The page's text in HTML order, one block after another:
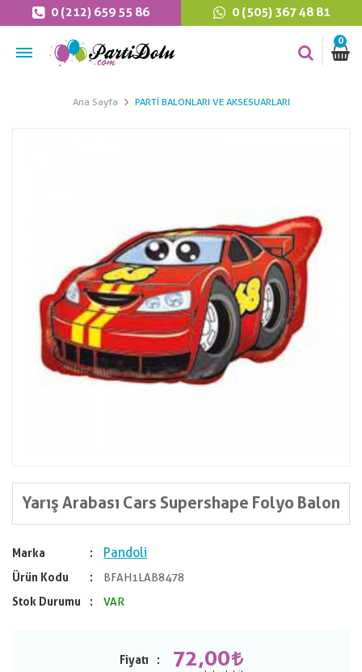
0 (212) 659 55 86 0 (505) 367 48 81
0
Ana Sayfa PARTI BALONLARI VE AKSESUARLARI
Yarış Arabası Cars Supershape Folyo Balon
Marka Pandoli
Ürün Kodu
BFAH1LAB8478
Stok Durumu
VAR
Fiyatı 72,00